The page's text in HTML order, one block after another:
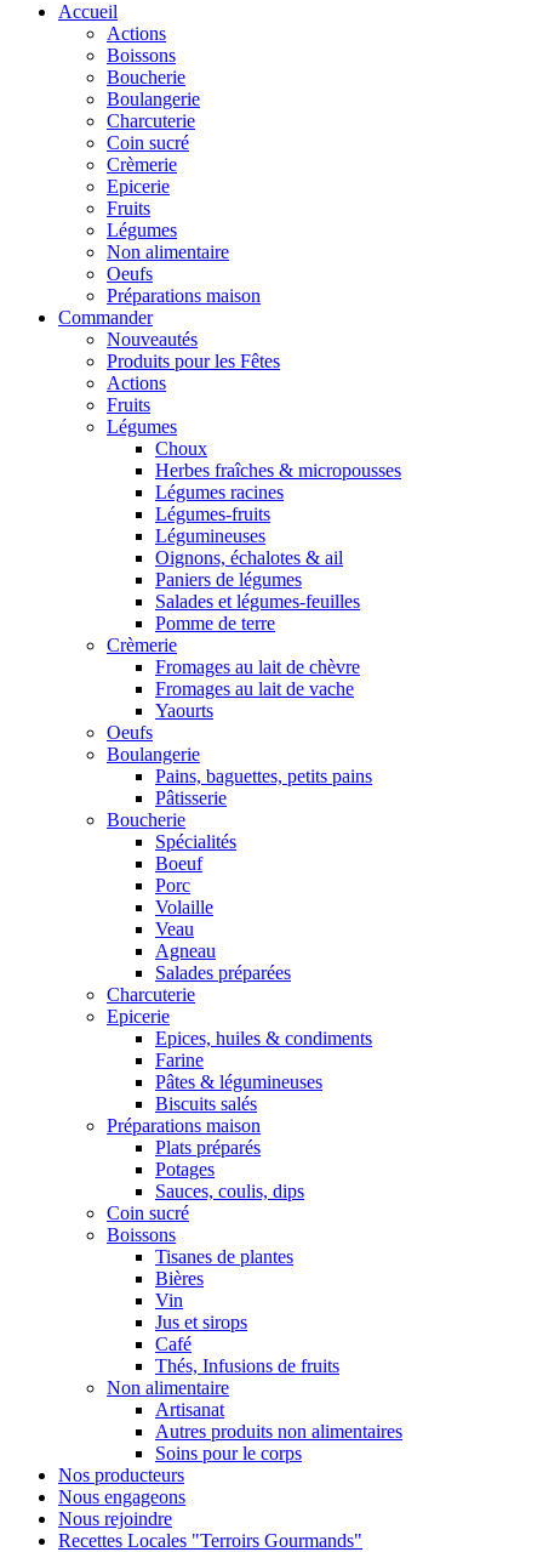
Accueil
Actions
Boissons
Boucherie
Boulangerie
Charcuterie
Coin sucré
Crèmerie
Epicerie
Fruits
Légumes
Non alimentaire
Oeufs
Préparations maison
Commander
Nouveautés
Produits pour les Fêtes
Actions
Fruits
Légumes
Choux
Herbes fraîches & micropousses
Légumes racines
Légumes-fruits
Légumineuses
Oignons, échalotes & ail
Paniers de légumes
Salades et légumes-feuilles
Pomme de terre
Crèmerie
Fromages au lait de chèvre
Fromages au lait de vache
Yaourts
Oeufs
Boulangerie
Pains, baguettes, petits pains
Pâtisserie
Boucherie
Spécialités
Boeuf
Porc
Volaille
Veau
Agneau
Salades préparées
Charcuterie
Epicerie
Epices, huiles & condiments
Farine
Pâtes & légumineuses
Biscuits salés
Préparations maison
Plats préparés
Potages
Sauces, coulis, dips
Coin sucré
Boissons
Tisanes de plantes
Bières
Vin
Jus et sirops
Café
Thés, Infusions de fruits
Non alimentaire
Artisanat
Autres produits non alimentaires
Soins pour le corps
Nos producteurs
Nous engageons
Nous rejoindre
Recettes Locales "Terroirs Gourmands"